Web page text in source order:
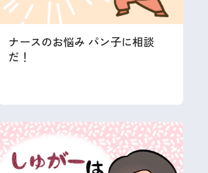
ナースのお悩み パン子に相談
だ！